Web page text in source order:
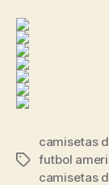
Etiquetas
camisetas
futbol
camisetas